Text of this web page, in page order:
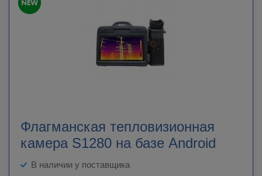
Флагманская тепловизионная
камера S1280 на базе Android
В наличии у поставщика